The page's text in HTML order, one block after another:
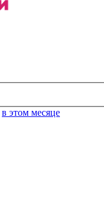
в этом месяце